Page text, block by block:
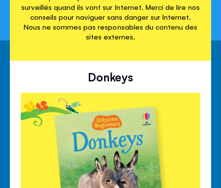
surveillés quand ils vont sur Internet. Merci de lire nos
conseils pour naviguer sans danger sur Internet.
Nous ne sommes pas responsables du contenu des
sites externes.
Donkeys